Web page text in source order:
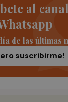
al
de las últimas
suscribirme!